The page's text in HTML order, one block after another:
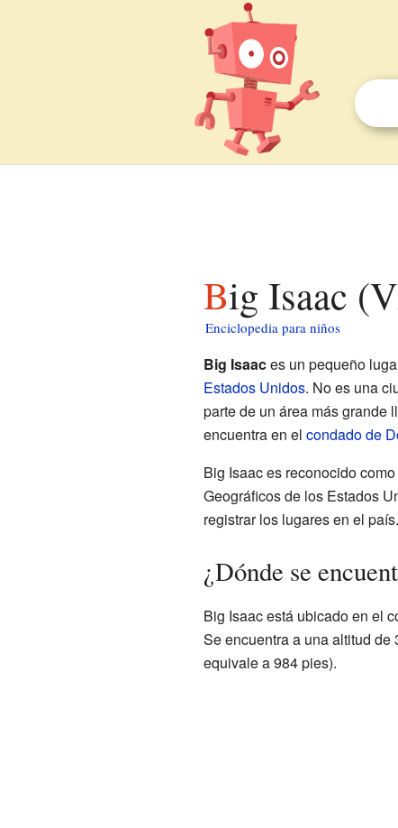
Big Isaac
Enciclopedia para niños
Big Isaaces un pequeño
Estados Unidos. No es una
parte de un área más grande
encuentra en el condado de
Big Isaac es reconocido
Geográficos de los Estados
registrar los lugares en el país.
¿Dónde se
Big Isaac está ubicado en el
Se encuentra a una altitud
equivale a 984 pies).